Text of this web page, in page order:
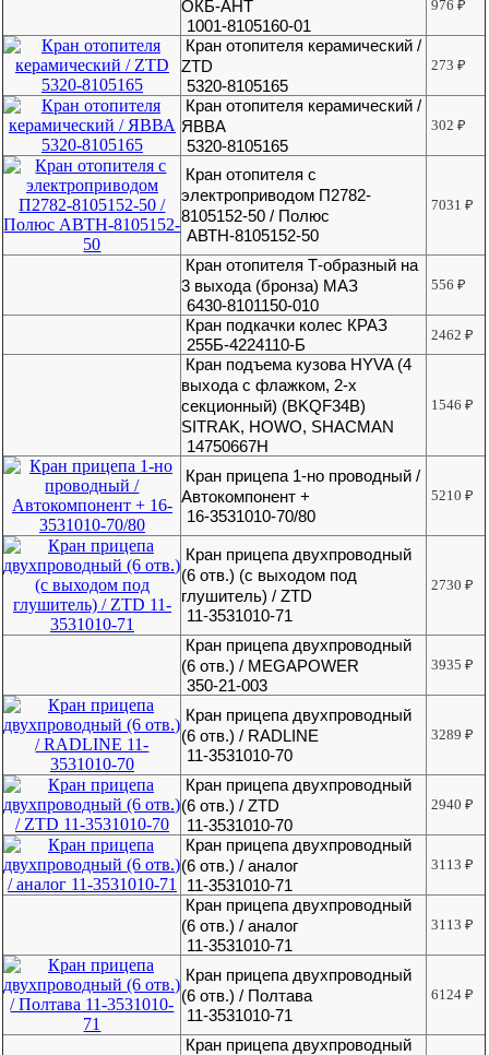
ОКБ-АНТ
1001-8105160-01
976₽
Кран отопителя керамический /
ZTD
5320-8105165
273₽
Кран отопителя керамический /
ЯВВА
5320-8105165
302₽
Кран отопителя с
электроприводом П2782-
8105152-50 / Полюс
АВТН-8105152-50
7031₽
Кран отопителя Т-образный на
3 выхода (бронза) МАЗ
6430-8101150-010
556₽
Кран подкачки колес КРАЗ
255Б-4224110-Б
2462₽
Кран подъема кузова HYVA (4
выхода с флажком, 2-х
секционный) (BKQF34B)
SITRAK, HOWO, SHACMAN
14750667H
1546₽
Кран прицепа 1-но проводный /
Автокомпонент +
16-3531010-70/80
5210₽
Кран прицепа двухпроводный
(6 отв.) (с выходом под
глушитель) / ZTD
11-3531010-71
2730₽
Кран прицепа двухпроводный
(6 отв.) / MEGAPOWER
350-21-003
3935₽
Кран прицепа двухпроводный
(6 отв.) / RADLINE
11-3531010-70
3289₽
Кран прицепа двухпроводный
(6 отв.) / ZTD
11-3531010-70
2940₽
Кран прицепа двухпроводный
(6 отв.) / аналог
11-3531010-71
3113₽
Кран прицепа двухпроводный
(6 отв.) / аналог
11-3531010-71
3113₽
Кран прицепа двухпроводный
(6 отв.) / Полтава
11-3531010-71
6124₽
Кран прицепа двухпроводный